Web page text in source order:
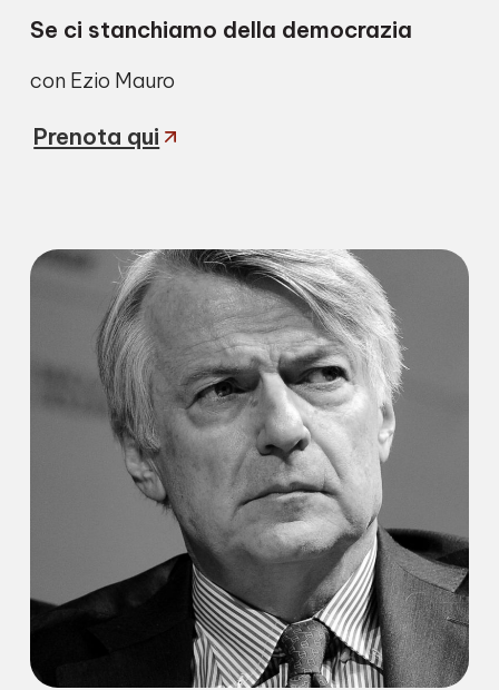
Se ci stanchiamo della democrazia
con Ezio Mauro
Prenota qui